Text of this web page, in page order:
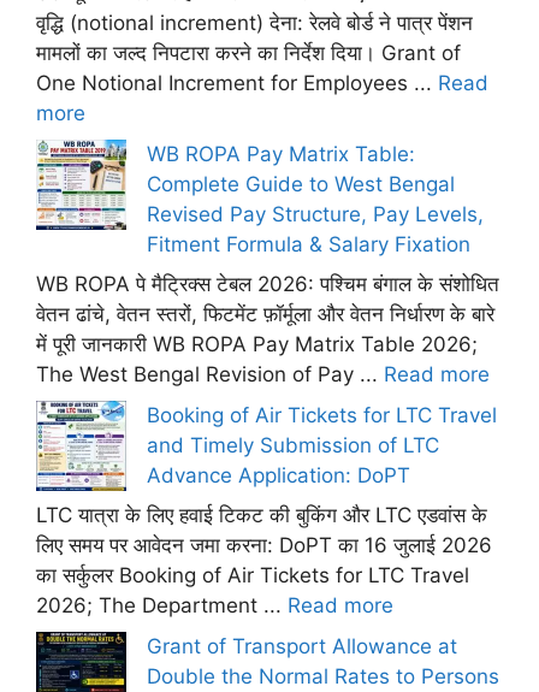
वृद्धि (notional increment) देना: रेलवे बोर्ड ने पात्र पेंशन
मामलों का जल्द निपटारा करने का निर्देश दिया। Grant of
One Notional Increment for Employees ... Read
more
WB ROPA Pay Matrix Table:
Complete Guide to West Bengal
Revised Pay Structure, Pay Levels,
Fitment Formula & Salary Fixation
WB ROPA पे मैट्रिक्स टेबल 2026: पश्चिम बंगाल के संशोधित
वेतन ढांचे, वेतन स्तरों, फिटमेंट फ़ॉर्मूला और वेतन निर्धारण के बारे
में पूरी जानकारी WB ROPA Pay Matrix Table 2026;
The West Bengal Revision of Pay ... Read more
Booking of Air Tickets for LTC Travel
and Timely Submission of LTC
Advance Application: DoPT
LTC यात्रा के लिए हवाई टिकट की बुकिंग और LTC एडवांस के
लिए समय पर आवेदन जमा करना: DoPT का 16 जुलाई 2026
का सर्कुलर Booking of Air Tickets for LTC Travel
2026; The Department ... Read more
Grant of Transport Allowance at
Double the Normal Rates to Persons